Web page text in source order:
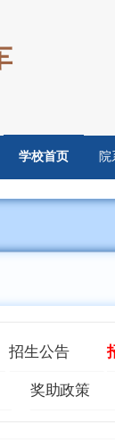
学校首页 院
招生公告
奖助政策